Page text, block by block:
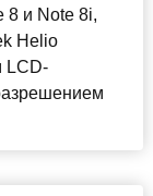
8 и Note 8i,
Helio
LCD-